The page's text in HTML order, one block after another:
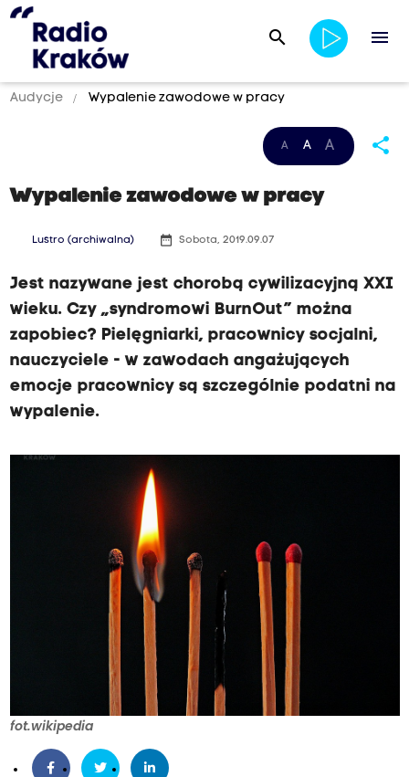
search menu
Audycje Wypalenie zawodowe w pracy
A A A share
Wypalenie zawodowe w pracy
Lustro (archiwalna) date_range Sobota, 2019.09.07
Jest nazywane jest chorobą cywilizacyjną XXI
wieku. Czy „syndromowi BurnOut” można
zapobiec? Pielęgniarki, pracownicy socjalni,
nauczyciele - w zawodach angażujących
emocje pracownicy są szczególnie podatni na
wypalenie.
fot.wikipedia